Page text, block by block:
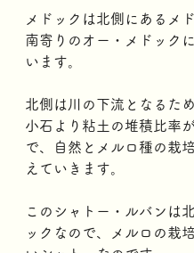
メドックは北側にあるメ
南寄りのオー・メドック
います。
北側は川の下流となるた
小石より粘土の堆積比率
で、自然とメルロ種の栽
えていきます。
このシャトー・ルバンは
ックなので、メルロの栽